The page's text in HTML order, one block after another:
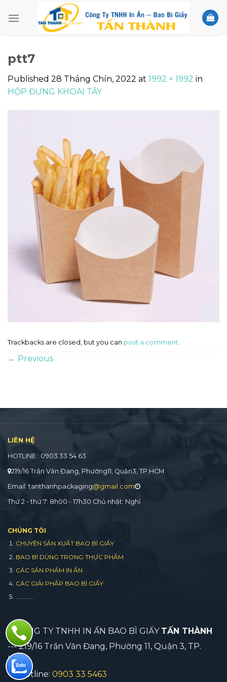
ptt7
Published 28 Tháng Chín, 2022 at 1992 × 1992 in
HỘP ĐỰNG KHOAI TÂY
Trackbacks are closed, but you can post a comment.
← Previous
LIÊN HỆ
HOTLINE : 0903 33 54 63
219/16 Trần Văn Đang, Phường11, Quận3, TP.HCM
Email: tanthanhpackaging@gmail.com
Thứ 2 - thứ 7: 8h00 - 17h30 Chủ nhật: Nghỉ
CHÚNG TÔI
CHUYÊN SẢN XUẤT BAO BÌ GIẤY
BAO BÌ DÙNG TRONG THỰC PHẨM
CÁC SẢN PHẨM IN ẤN
CÁC GIẢI PHẤP BAO BÌ GIẤY
............
CÔNG TY TNHH IN ẤN BAO BÌ GIẤY TẤN THÀNH
--- 219/16 Trần Văn Đang, Phường 11, Quận 3, TP.
HCM
--- Hotline: 0903 33 5463